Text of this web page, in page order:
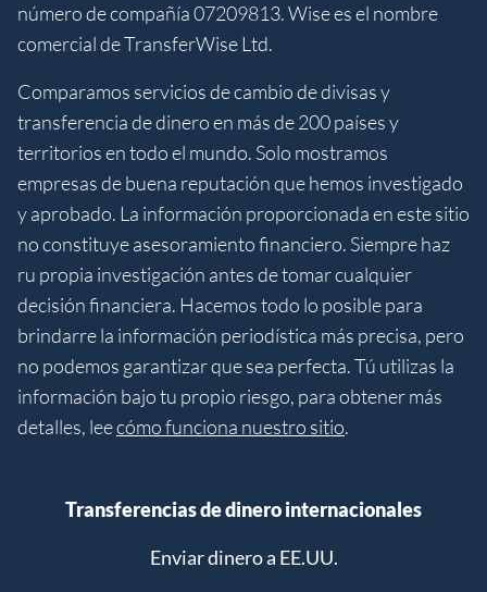
número de compañía 07209813. Wise es el nombre
comercial de TransferWise Ltd.
Comparamos servicios de cambio de divisas y
transferencia de dinero en más de 200 países y
territorios en todo el mundo. Solo mostramos
empresas de buena reputación que hemos investigado
y aprobado. La información proporcionada en este sitio
no constituye asesoramiento financiero. Siempre haz
ru propia investigación antes de tomar cualquier
decisión financiera. Hacemos todo lo posible para
brindarre la información periodística más precisa, pero
no podemos garantizar que sea perfecta. Tú utilizas la
información bajo tu propio riesgo, para obtener más
detalles, leecómo funciona nuestro sitio.
Transferencias de dinero internacionales
Enviar dinero a EE.UU.